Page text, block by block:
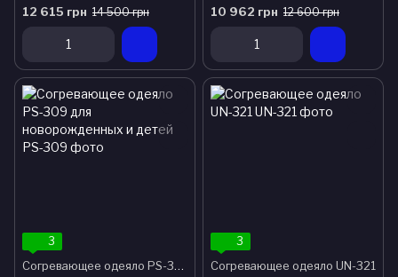
12 615 грн 14 500 грн
10 962 грн 12 600 грн
3
Согревающее одеяло PS-309 для новорожденных и детей
3
Согревающее одеяло UN-321